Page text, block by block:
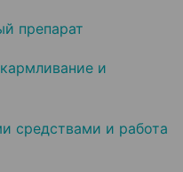
препарат
и
средствами и работа